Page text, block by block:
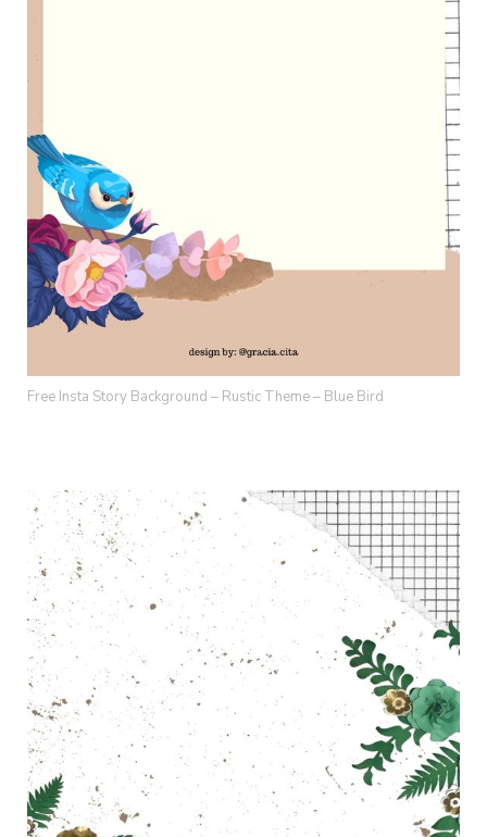
Free Insta Story Background – Rustic Theme – Blue Bird